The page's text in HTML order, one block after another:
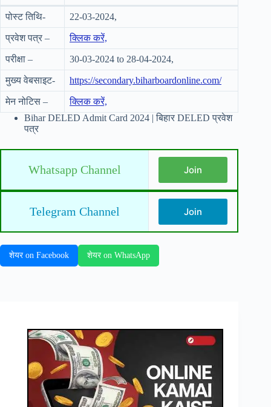
पोस्ट तिथि- 22-03-2024,
प्रवेश पत्र – क्लिक करें,
परीक्षा – 30-03-2024 to 28-04-2024,
मुख्य वेबसाइट- https://secondary.biharboardonline.com/
मेन नोटिस –
क्लिक करें,
Bihar DELED Admit Card 2024 | बिहार DELED प्रवेश
पत्र
Whatsapp Channel Join
Telegram Channel Join
शेयर on Facebook शेयर on WhatsApp